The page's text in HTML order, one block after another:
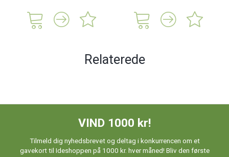
Relaterede
VIND 1000 kr!
Tilmeld dig nyhedsbrevet og deltag i konkurrencen om et
gavekort til Ideshoppen på 1000 kr. hver måned! Bliv den første